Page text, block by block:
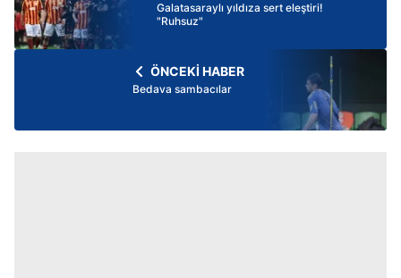
Galatasaraylı yıldıza sert eleştiri!
"Ruhsuz"
ÖNCEKİ HABER
Bedava sambacılar